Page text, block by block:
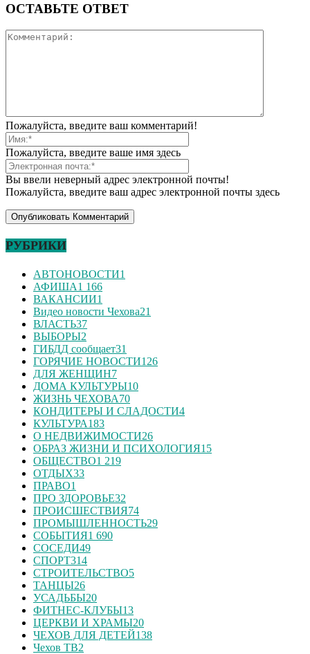
ОСТАВЬТЕ ОТВЕТ
Пожалуйста, введите ваш комментарий!
Пожалуйста, введите ваше имя здесь
Вы ввели неверный адрес электронной почты!
Пожалуйста, введите ваш адрес электронной почты здесь
РУБРИКИ
АВТОНОВОСТИ1
АФИША1 166
ВАКАНСИИ1
Видео новости Чехова21
ВЛАСТЬ37
ВЫБОРЫ2
ГИБДД сообщает31
ГОРЯЧИЕ НОВОСТИ126
ДЛЯ ЖЕНЩИН7
ДОМА КУЛЬТУРЫ10
ЖИЗНЬ ЧЕХОВА70
КОНДИТЕРЫ И СЛАДОСТИ4
КУЛЬТУРА183
О НЕДВИЖИМОСТИ26
ОБРАЗ ЖИЗНИ И ПСИХОЛОГИЯ15
ОБЩЕСТВО1 219
ОТДЫХ33
ПРАВО1
ПРО ЗДОРОВЬЕ32
ПРОИСШЕСТВИЯ74
ПРОМЫШЛЕННОСТЬ29
СОБЫТИЯ1 690
СОСЕДИ49
СПОРТ314
СТРОИТЕЛЬСТВО5
ТАНЦЫ26
УСАДЬБЫ20
ФИТНЕС-КЛУБЫ13
ЦЕРКВИ И ХРАМЫ20
ЧЕХОВ ДЛЯ ДЕТЕЙ138
Чехов ТВ2